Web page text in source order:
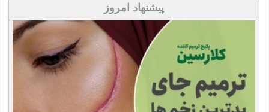
پیشنهاد امروز